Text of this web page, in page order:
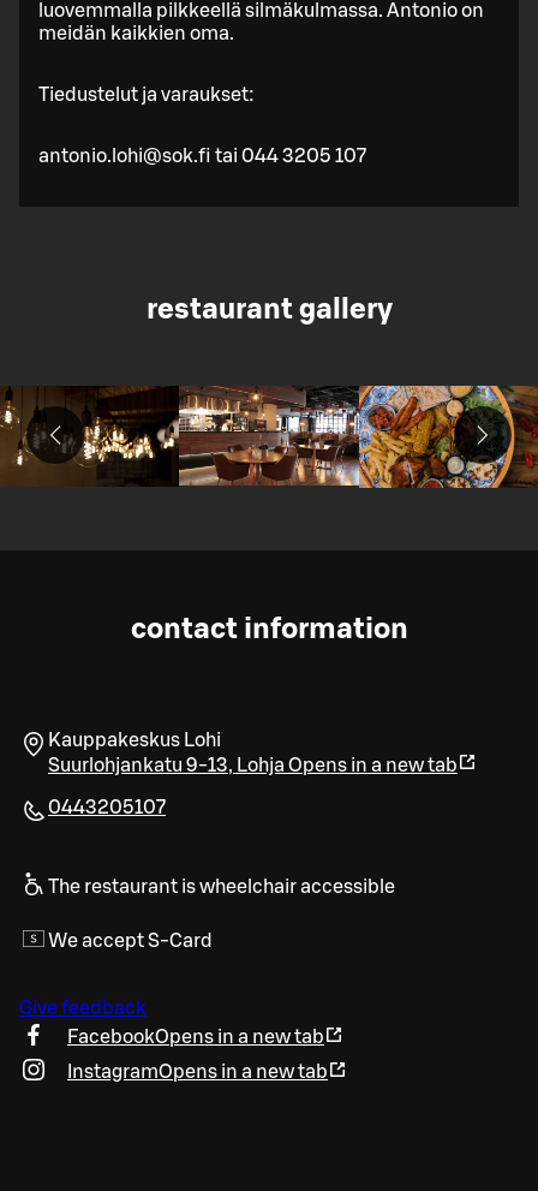
luovemmalla pilkkeellä silmäkulmassa. Antonio on
meidän kaikkien oma.
Tiedustelut ja varaukset:
antonio.lohi@sok.fi tai 044 3205 107
restaurant gallery
contact information
Kauppakeskus Lohi
Suurlohjankatu 9-13, Lohja Opens in a new tab
0443205107
The restaurant is wheelchair accessible
We accept S-Card
Give feedback
FacebookOpens in a new tab
InstagramOpens in a new tab